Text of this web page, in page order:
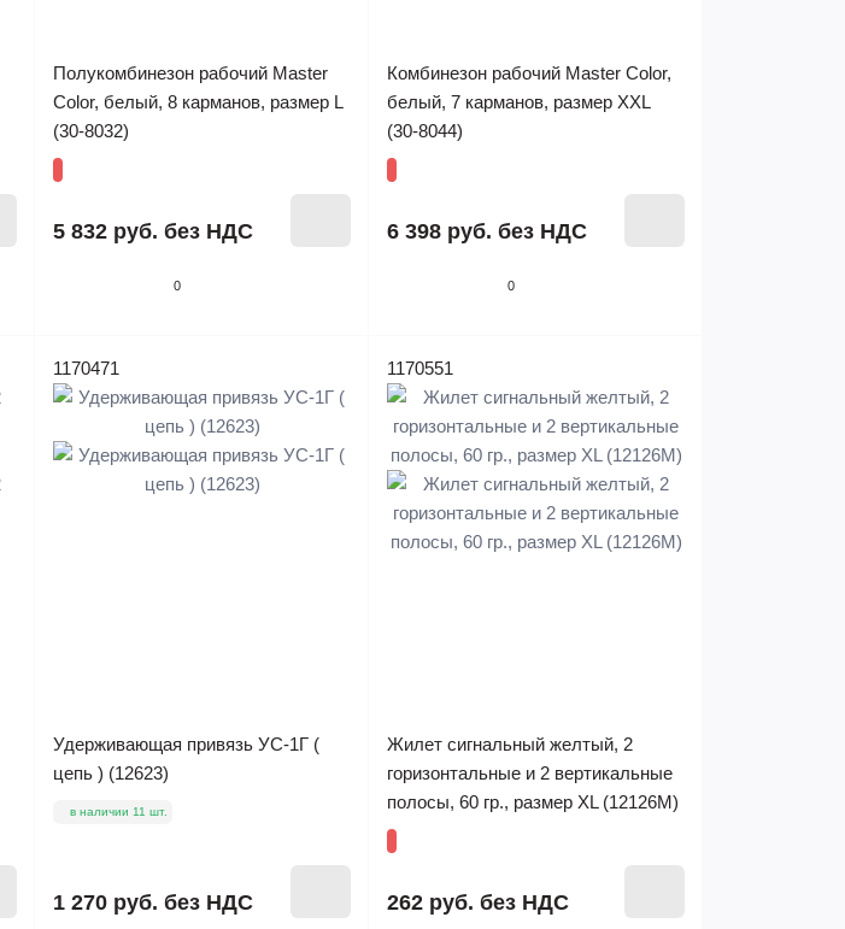
0
Полукомбинезон рабочий Master
Color, белый, 8 карманов, размер L
(30-8032)
5 832 руб. без НДС
0
Комбинезон рабочий Master Color,
белый, 7 карманов, размер XXL
(30-8044)
6 398 руб. без НДС
1170471
Удерживающая привязь УС-1Г (
цепь ) (12623)
в наличии 11 шт.
1 270 руб. без НДС
1170551
Жилет сигнальный желтый, 2
горизонтальные и 2 вертикальные
полосы, 60 гр., размер XL (12126М)
262 руб. без НДС